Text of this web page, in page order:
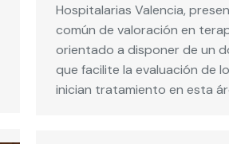
Hospitalarias Valencia,
común de valoración en
orientado a disponer de un
que facilite la evaluación de
inician tratamiento en esta